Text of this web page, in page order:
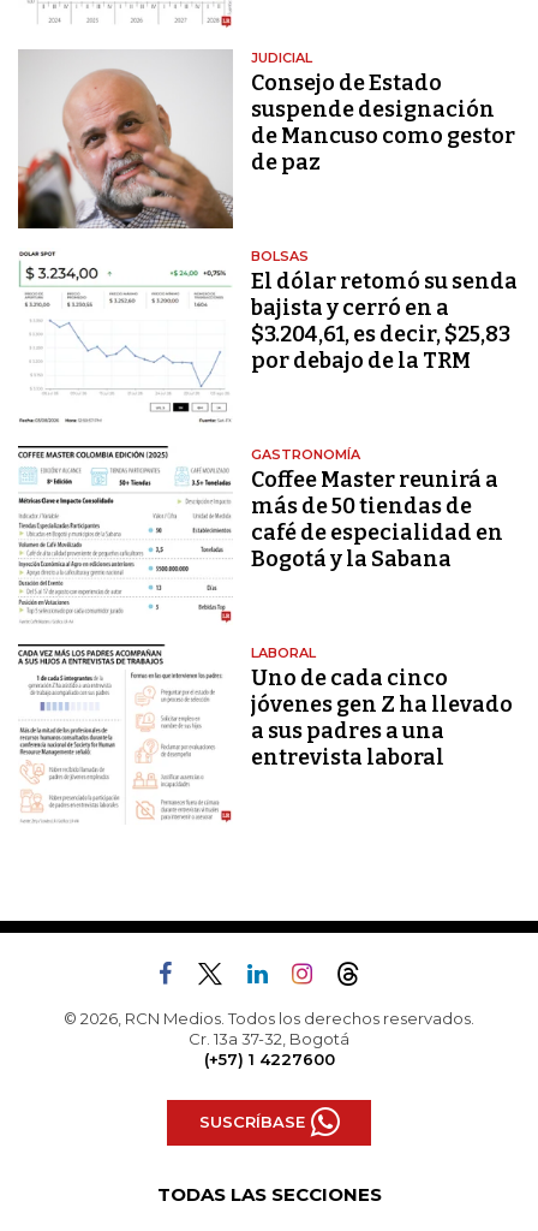
JUDICIAL
Consejo de Estado
suspende designación
de Mancuso como gestor
de paz
BOLSAS
El dólar retomó su senda
bajista y cerró en a
$3.204,61, es decir, $25,83
por debajo de la TRM
GASTRONOMÍA
Coffee Master reunirá a
más de 50 tiendas de
café de especialidad en
Bogotá y la Sabana
LABORAL
Uno de cada cinco
jóvenes gen Z ha llevado
a sus padres a una
entrevista laboral
© 2026, RCN Medios. Todos los derechos reservados.
Cr. 13a 37-32, Bogotá
(+57) 1 4227600
SUSCRÍBASE
TODAS LAS SECCIONES